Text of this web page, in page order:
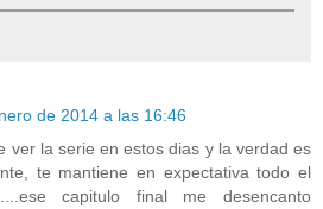
de 2014 a las 16:46
ver la serie en estos dias y la verdad es
te mantiene en expectativa todo el
capitulo final me desencanto